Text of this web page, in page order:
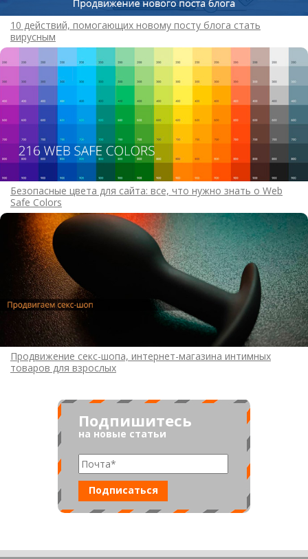
10 действий, помогающих новому посту блога стать
вирусным
Безопасные цвета для сайта: все, что нужно знать о Web
Safe Colors
Продвижение секс-шопа, интернет-магазина интимных
товаров для взрослых
Подпишитесь
на новые статьи